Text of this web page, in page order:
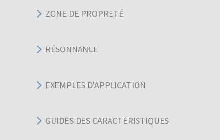
ZONE DE PROPRETÉ
RÉSONNANCE
EXEMPLES D'APPLICATION
GUIDES DES CARACTÉRISTIQUES